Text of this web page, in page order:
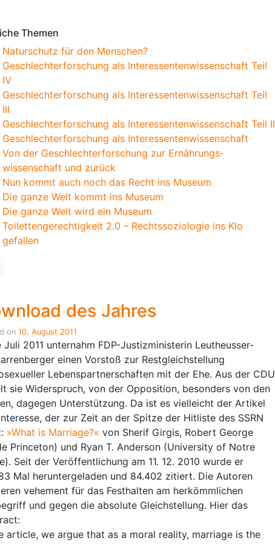
Themen
Naturschutz für den Menschen?
Geschlechterforschung als Interessentenwissenschaft Teil
IV
Geschlechterforschung als Interessentenwissenschaft Teil
III
Geschlechterforschung als Interessentenwissenschaft Teil II
Geschlechterforschung als Interessentenwissenschaft
Von der Geschlechter­forschung zur Ernäh­rungs­
wissenschaft und zurück
Nun kommt auch noch das Recht ins Museum
Die ganze Welt kommt ins Museum
Die ganze Welt wird ein Museum
Toilettengerechtigkeit 2.0 – Rechtssoziologie ins Klo
gefallen
des Jahres
on 10. August 2011
Juli 2011 unternahm FDP-Justizministerin Leutheusser-
einen Vorstoß zur Restgleichstellung
Lebenspartnerschaften mit der Ehe. Aus der CDU
sie Widerspruch, von der Opposition, besonders von den
dagegen Unterstützung. Da ist es vielleicht der Artikel
der zur Zeit an der Spitze der Hitliste des SSRN
»What is Marriage?« von Sherif Girgis, Robert George
Princeton) und Ryan T. Anderson (University of Notre
Seit der Veröffentlichung am 11. 12. 2010 wurde er
Mal heruntergeladen und 84.402 zitiert. Die Autoren
vehement für das Festhalten am herkömmlichen
und gegen die absolute Gleichstellung. Hier das
article, we argue that as a moral reality, marriage is the